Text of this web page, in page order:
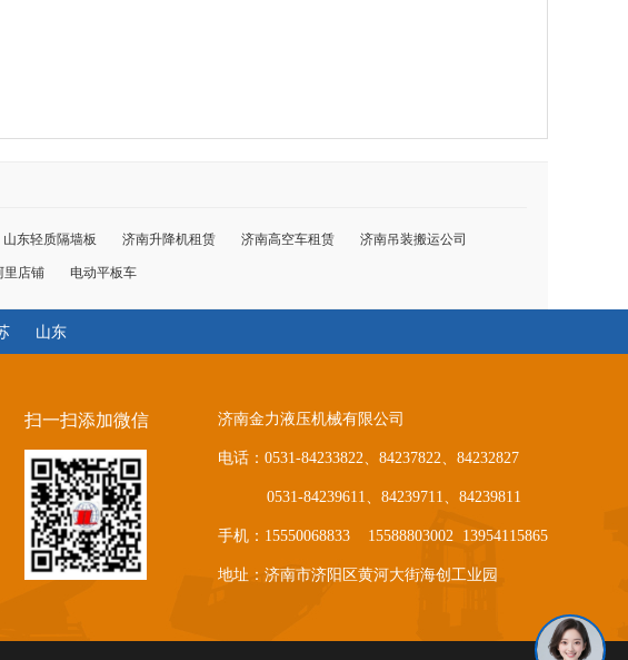
山东轻质隔墙板 济南升降机租赁 济南高空车租赁 济南吊装搬运公司
里店铺 电动平板车
山东
扫一扫添加微信 济南金力液压机械有限公司
电话：0531-84233822、84237822、84232827
0531-84239611、84239711、84239811
手机：15550068833 15588803002 13954115865
地址：济南市济阳区黄河大街海创工业园